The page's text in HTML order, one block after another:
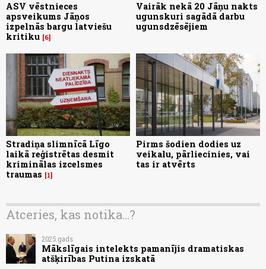
ASV vēstnieces
apsveikums Jāņos
izpelnās bargu latviešu
kritiku 6
Vairāk nekā 20 Jāņu nakts
ugunskuri sagādā darbu
ugunsdzēsējiem
Stradiņa slimnīcā Līgo
laikā reģistrētas desmit
kriminālas izcelsmes
traumas
1
Pirms šodien dodies uz
veikalu, pārliecinies, vai
tas ir atvērts
Atceries, kas notika...?
2025.gads
Mākslīgais intelekts pamanījis dramatiskas
atšķirības Putina izskatā